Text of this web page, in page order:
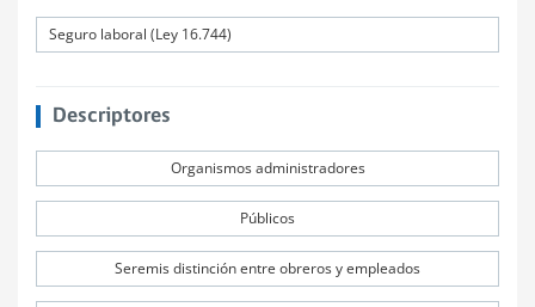
Seguro laboral (Ley 16.744)
Descriptores
Organismos administradores
Públicos
Seremis distinción entre obreros y empleados